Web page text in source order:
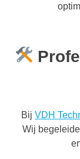
Bij VDH
Wij